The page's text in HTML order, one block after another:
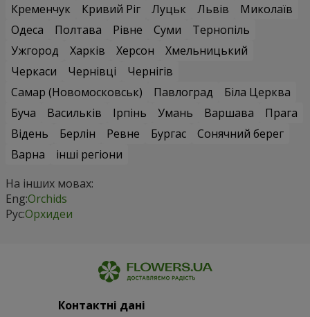
Кременчук
Кривий Ріг Луцьк Львів
Миколаїв
Одеса
Полтава Рівне Суми
Тернопіль
Ужгород
Харків Херсон
Хмельницький
Черкаси
Чернівці
Чернігів
Самар (Новомосковськ)
Павлоград
Біла Церква
Буча
Васильків Ірпінь Умань Варшава
Прага
Відень
Берлін Ревне Бургас
Сонячний берег
Варна
інші регіони
На інших мовах:
Eng:Orchids
Рус:Орхидеи
Контактні дані